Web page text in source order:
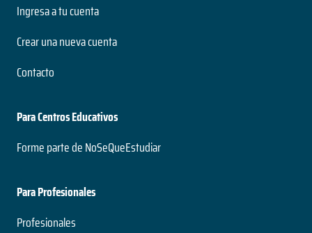
Ingresa a tu cuenta
Crear una nueva cuenta
Contacto
Para Centros Educativos
Forme parte de NoSeQueEstudiar
Para Profesionales
Profesionales